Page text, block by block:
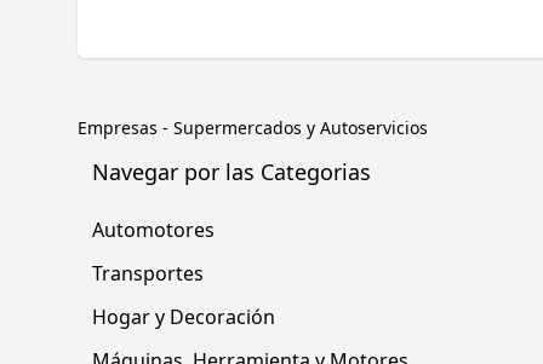
Empresas - Supermercados y Autoservicios
Navegar por las Categorias
Automotores
Transportes
Hogar y Decoración